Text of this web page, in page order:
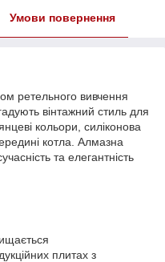
Умови повернення
ретельного вивчення
вінтажний стиль для
кольори, силіконова
котла. Алмазна
та елегантність
плитах з